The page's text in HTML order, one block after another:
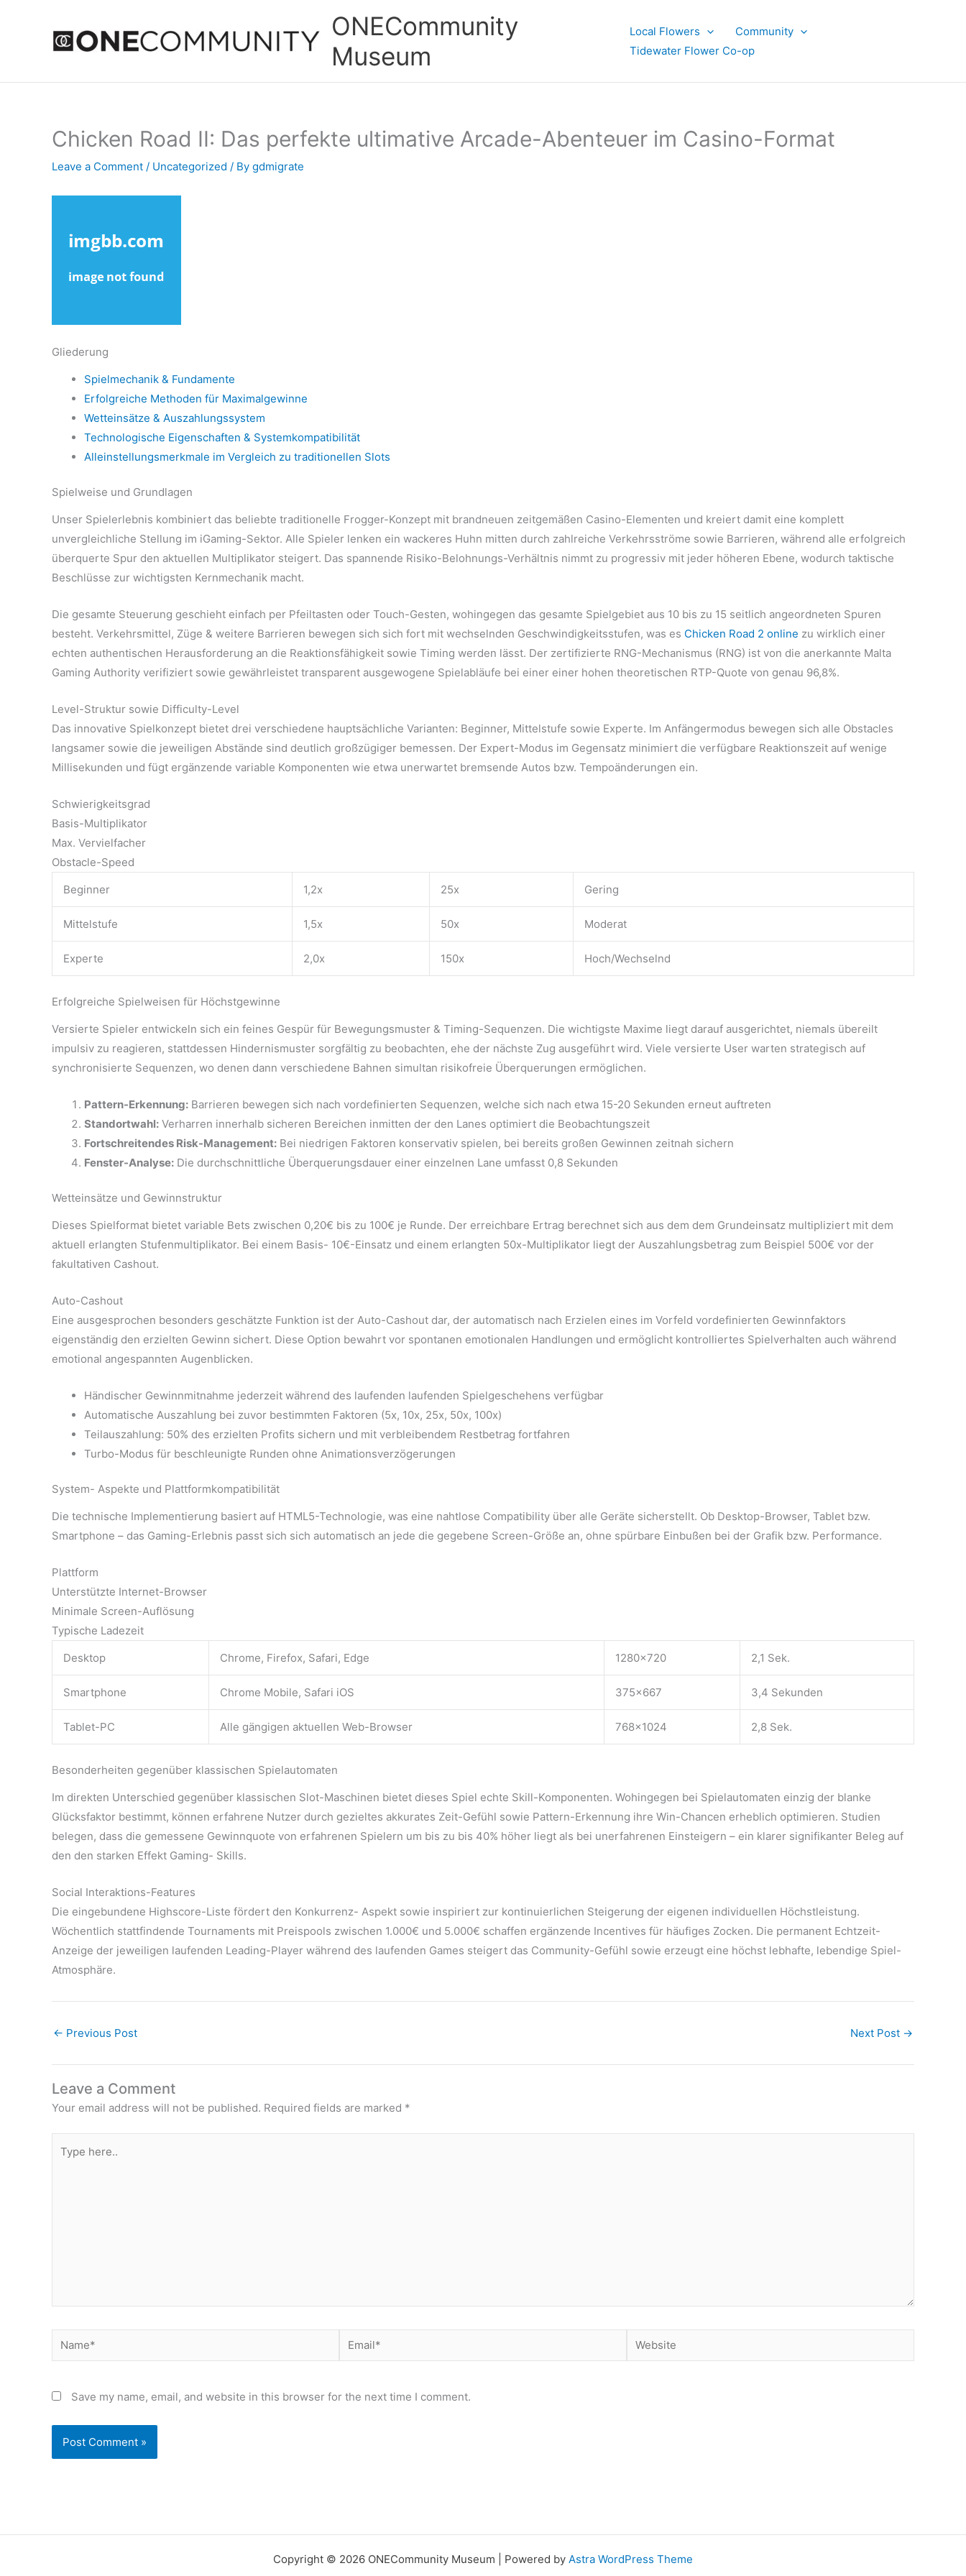
ONECommunity
Museum
Local Flowers
Community
Tidewater Flower Co-op
Chicken Road II: Das perfekte ultimative Arcade-Abenteuer im Casino-Format
Leave a Comment / Uncategorized / By gdmigrate
Gliederung
Spielmechanik & Fundamente
Erfolgreiche Methoden für Maximalgewinne
Wetteinsätze & Auszahlungssystem
Technologische Eigenschaften & Systemkompatibilität
Alleinstellungsmerkmale im Vergleich zu traditionellen Slots
Spielweise und Grundlagen
Unser Spielerlebnis kombiniert das beliebte traditionelle Frogger-Konzept mit brandneuen zeitgemäßen Casino-Elementen und kreiert damit eine komplett
unvergleichliche Stellung im iGaming-Sektor. Alle Spieler lenken ein wackeres Huhn mitten durch zahlreiche Verkehrsströme sowie Barrieren, während alle erfolgreich
überquerte Spur den aktuellen Multiplikator steigert. Das spannende Risiko-Belohnungs-Verhältnis nimmt zu progressiv mit jeder höheren Ebene, wodurch taktische
Beschlüsse zur wichtigsten Kernmechanik macht.
Die gesamte Steuerung geschieht einfach per Pfeiltasten oder Touch-Gesten, wohingegen das gesamte Spielgebiet aus 10 bis zu 15 seitlich angeordneten Spuren
besteht. Verkehrsmittel, Züge & weitere Barrieren bewegen sich sich fort mit wechselnden Geschwindigkeitsstufen, was es Сhicken Road 2 online zu wirklich einer
echten authentischen Herausforderung an die Reaktionsfähigkeit sowie Timing werden lässt. Der zertifizierte RNG-Mechanismus (RNG) ist von die anerkannte Malta
Gaming Authority verifiziert sowie gewährleistet transparent ausgewogene Spielabläufe bei einer einer hohen theoretischen RTP-Quote von genau 96,8%.
Level-Struktur sowie Difficulty-Level
Das innovative Spielkonzept bietet drei verschiedene hauptsächliche Varianten: Beginner, Mittelstufe sowie Experte. Im Anfängermodus bewegen sich alle Obstacles
langsamer sowie die jeweiligen Abstände sind deutlich großzügiger bemessen. Der Expert-Modus im Gegensatz minimiert die verfügbare Reaktionszeit auf wenige
Millisekunden und fügt ergänzende variable Komponenten wie etwa unerwartet bremsende Autos bzw. Tempoänderungen ein.
Schwierigkeitsgrad
Basis-Multiplikator
Max. Vervielfacher
Obstacle-Speed
Beginner
1,2x 25x Gering
Mittelstufe 1,5x 50x Moderat
Experte 2,0x 150x Hoch/Wechselnd
Erfolgreiche Spielweisen für Höchstgewinne
Versierte Spieler entwickeln sich ein feines Gespür für Bewegungsmuster & Timing-Sequenzen. Die wichtigste Maxime liegt darauf ausgerichtet, niemals übereilt
impulsiv zu reagieren, stattdessen Hindernismuster sorgfältig zu beobachten, ehe der nächste Zug ausgeführt wird. Viele versierte User warten strategisch auf
synchronisierte Sequenzen, wo denen dann verschiedene Bahnen simultan risikofreie Überquerungen ermöglichen.
Pattern-Erkennung: Barrieren bewegen sich nach vordefinierten Sequenzen, welche sich nach etwa 15-20 Sekunden erneut auftreten
Standortwahl: Verharren innerhalb sicheren Bereichen inmitten der den Lanes optimiert die Beobachtungszeit
Fortschreitendes Risk-Management: Bei niedrigen Faktoren konservativ spielen, bei bereits großen Gewinnen zeitnah sichern
Fenster-Analyse: Die durchschnittliche Überquerungsdauer einer einzelnen Lane umfasst 0,8 Sekunden
Wetteinsätze und Gewinnstruktur
Dieses Spielformat bietet variable Bets zwischen 0,20€ bis zu 100€ je Runde. Der erreichbare Ertrag berechnet sich aus dem dem Grundeinsatz multipliziert mit dem
aktuell erlangten Stufenmultiplikator. Bei einem Basis- 10€-Einsatz und einem erlangten 50x-Multiplikator liegt der Auszahlungsbetrag zum Beispiel 500€ vor der
fakultativen Cashout.
Auto-Cashout
Eine ausgesprochen besonders geschätzte Funktion ist der Auto-Cashout dar, der automatisch nach Erzielen eines im Vorfeld vordefinierten Gewinnfaktors
eigenständig den erzielten Gewinn sichert. Diese Option bewahrt vor spontanen emotionalen Handlungen und ermöglicht kontrolliertes Spielverhalten auch während
emotional angespannten Augenblicken.
Händischer Gewinnmitnahme jederzeit während des laufenden laufenden Spielgeschehens verfügbar
Automatische Auszahlung bei zuvor bestimmten Faktoren (5x, 10x, 25x, 50x, 100x)
Teilauszahlung: 50% des erzielten Profits sichern und mit verbleibendem Restbetrag fortfahren
Turbo-Modus für beschleunigte Runden ohne Animationsverzögerungen
System- Aspekte und Plattformkompatibilität
Die technische Implementierung basiert auf HTML5-Technologie, was eine nahtlose Compatibility über alle Geräte sicherstellt. Ob Desktop-Browser, Tablet bzw.
Smartphone – das Gaming-Erlebnis passt sich sich automatisch an jede die gegebene Screen-Größe an, ohne spürbare Einbußen bei der Grafik bzw. Performance.
Plattform
Unterstützte Internet-Browser
Minimale Screen-Auflösung
Typische Ladezeit
Desktop
Chrome, Firefox, Safari, Edge 1280×720 2,1 Sek.
Smartphone Chrome Mobile, Safari iOS 375×667 3,4 Sekunden
Tablet-PC Alle gängigen aktuellen Web-Browser 768×1024 2,8 Sek.
Besonderheiten gegenüber klassischen Spielautomaten
Im direkten Unterschied gegenüber klassischen Slot-Maschinen bietet dieses Spiel echte Skill-Komponenten. Wohingegen bei Spielautomaten einzig der blanke
Glücksfaktor bestimmt, können erfahrene Nutzer durch gezieltes akkurates Zeit-Gefühl sowie Pattern-Erkennung ihre Win-Chancen erheblich optimieren. Studien
belegen, dass die gemessene Gewinnquote von erfahrenen Spielern um bis zu bis 40% höher liegt als bei unerfahrenen Einsteigern – ein klarer signifikanter Beleg auf
den den starken Effekt Gaming- Skills.
Social Interaktions-Features
Die eingebundene Highscore-Liste fördert den Konkurrenz- Aspekt sowie inspiriert zur kontinuierlichen Steigerung der eigenen individuellen Höchstleistung.
Wöchentlich stattfindende Tournaments mit Preispools zwischen 1.000€ und 5.000€ schaffen ergänzende Incentives für häufiges Zocken. Die permanent Echtzeit-
Anzeige der jeweiligen laufenden Leading-Player während des laufenden Games steigert das Community-Gefühl sowie erzeugt eine höchst lebhafte, lebendige Spiel-
Atmosphäre.
← Previous Post Next Post →
Leave a Comment
Your email address will not be published. Required fields are marked *
here..
Name* Email* Website
Save my name, email, and website in this browser for the next time I comment.
Copyright © 2026 ONECommunity Museum | Powered by Astra WordPress Theme